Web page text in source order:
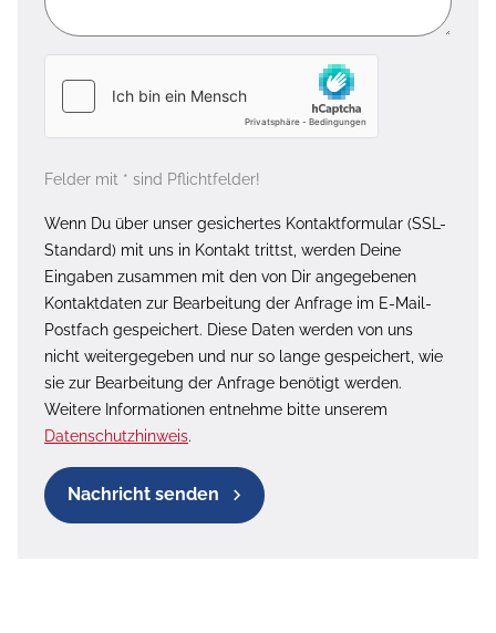
Felder mit * sind Pflichtfelder!
Wenn Du über unser gesichertes Kontaktformular (SSL-
Standard) mit uns in Kontakt trittst, werden Deine
Eingaben zusammen mit den von Dir angegebenen
Kontaktdaten zur Bearbeitung der Anfrage im E-Mail-
Postfach gespeichert. Diese Daten werden von uns
nicht weitergegeben und nur so lange gespeichert, wie
sie zur Bearbeitung der Anfrage benötigt werden.
Weitere Informationen entnehme bitte unserem
Datenschutzhinweis.
Nachricht senden